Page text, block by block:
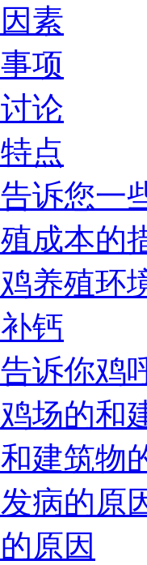
素
项
论
点
诉您一
成本的
养殖环
钙
诉你鸡
场的和
建筑物
病的原
原因